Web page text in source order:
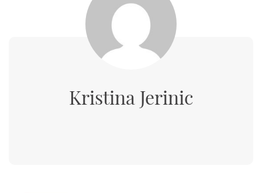
Kristina Jerinic